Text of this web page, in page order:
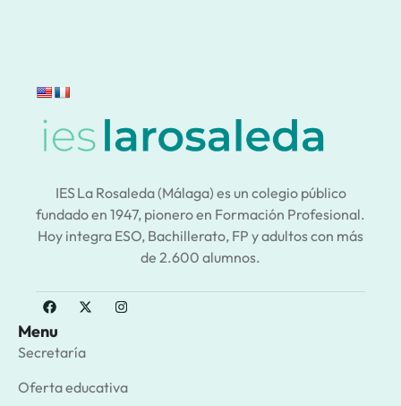
IES La Rosaleda (Málaga) es un colegio público
fundado en 1947, pionero en Formación Profesional.
Hoy integra ESO, Bachillerato, FP y adultos con más
de 2.600 alumnos.
Menu
Secretaría
Oferta educativa